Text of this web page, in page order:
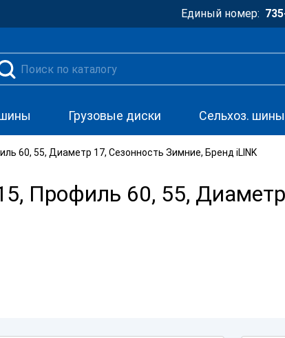
Единый номер:
Грузовые диски Сельхоз. шины
60, 55, Диаметр 17, Сезонность Зимние, Бренд iLINK
Профиль 60, 55, Диаметр